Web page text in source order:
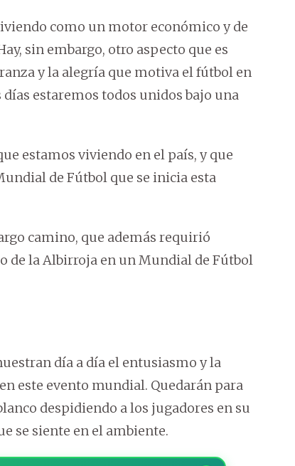
como un motor económico y de
sin embargo, otro aspecto que es
y la alegría que motiva el fútbol en
estaremos todos unidos bajo una
estamos viviendo en el país, y que
de Fútbol que se inicia esta
camino, que además requirió
de la Albirroja en un Mundial de Fútbol
día a día el entusiasmo y la
este evento mundial. Quedarán para
despidiendo a los jugadores en su
se siente en el ambiente.